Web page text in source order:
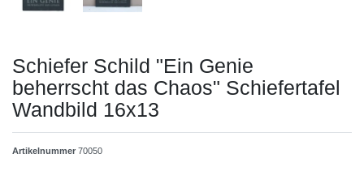
Schiefer Schild "Ein Genie
beherrscht das Chaos" Schiefertafel
Wandbild 16x13
Artikelnummer 70050